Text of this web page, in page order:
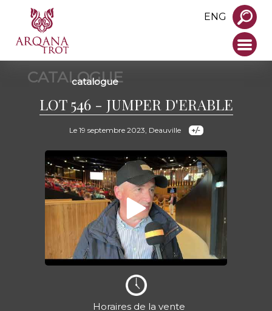
ENG
CATALOGUE
catalogue
LOT 546 - JUMPER D'ERABLE
Le 19 septembre 2023, Deauville
Horaires de la vente